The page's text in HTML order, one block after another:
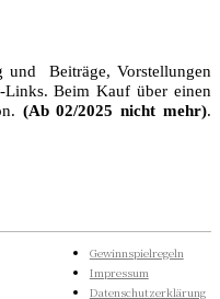
und Beiträge, Vorstellungen
Links. Beim Kauf über einen
(Ab 02/2025 nicht mehr).
Gewinnspielregeln
Impressum
Datenschutzerklärung